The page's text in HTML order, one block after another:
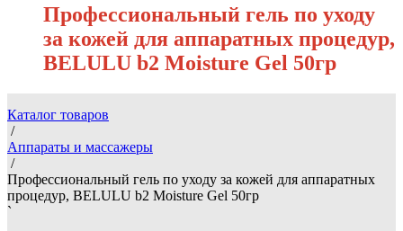
Профессиональный гель по уходу
за кожей для аппаратных процедур,
BELULU b2 Moisture Gel 50гр
Каталог товаров
/
Аппараты и массажеры
/
Профессиональный гель по уходу за кожей для аппаратных
процедур, BELULU b2 Moisture Gel 50гр
`